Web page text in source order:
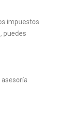
impuestos
puedes
asesoría